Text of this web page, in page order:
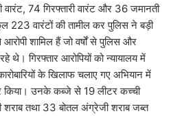
वारंट, 74 गिरफ्तारी वारंट और 36 जमानती
223 वारंटों की तामील कर पुलिस ने बड़ी
शामिल हैं जो वर्षों से पुलिस और
थे। गिरफ्तार आरोपियों को न्यायालय में
के खिलाफ चलाए गए अभियान में
किया। उनके कब्जे से 19 लीटर कच्ची
तथा 33 बोतल अंग्रेजी शराब जब्त